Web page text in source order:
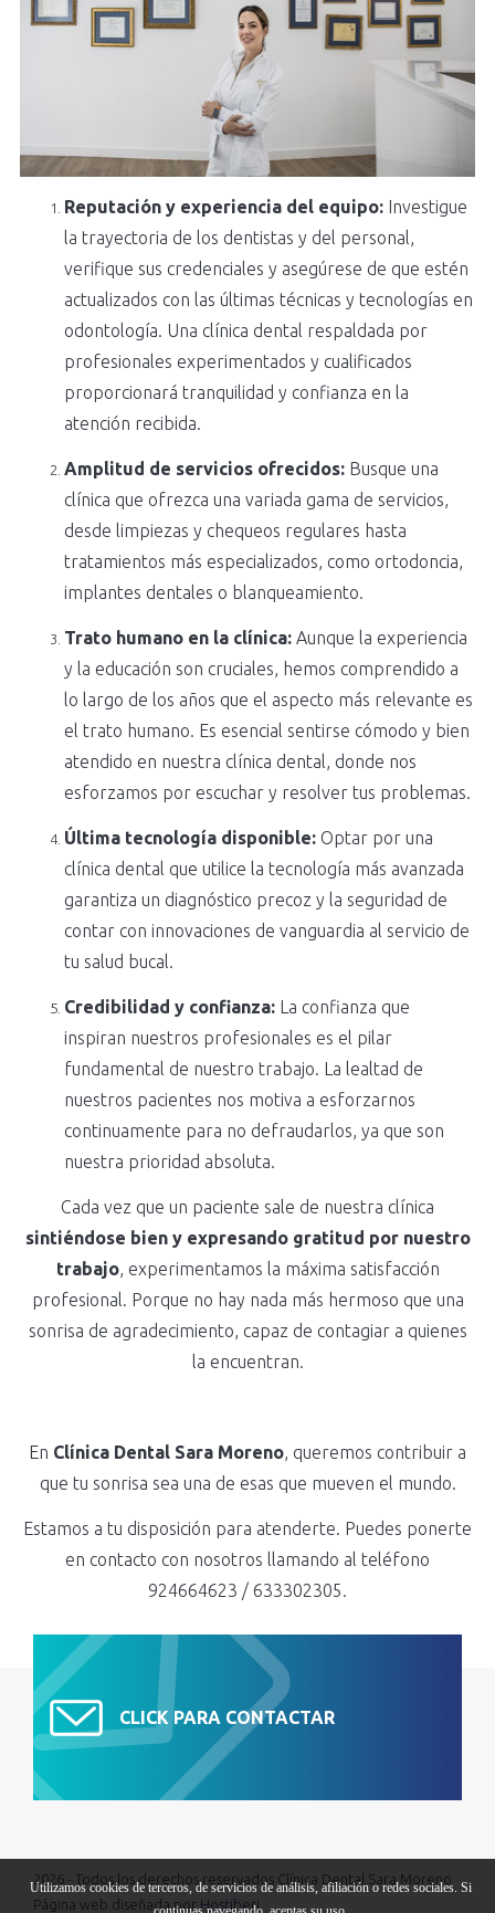
Reputación y experiencia del equipo:Investigue
la trayectoria de los dentistas y del personal,
verifique sus credenciales y asegúrese de que estén
actualizados con las últimas técnicas y tecnologías en
odontología. Una clínica dental respaldada por
profesionales experimentados y cualificados
proporcionará tranquilidad y confianza en la
atención recibida.
Amplitud de servicios ofrecidos:Busque una
clínica que ofrezca una variada gama de servicios,
desde limpiezas y chequeos regulares hasta
tratamientos más especializados, como ortodoncia,
implantes dentales o blanqueamiento.
Trato humano en la clínica:Aunque la experiencia
y la educación son cruciales, hemos comprendido a
lo largo de los años que el aspecto más relevante es
el trato humano. Es esencial sentirse cómodo y bien
atendido en nuestra clínica dental, donde nos
esforzamos por escuchar y resolver tus problemas.
Última tecnología disponible:Optar por una
clínica dental que utilice la tecnología más avanzada
garantiza un diagnóstico precoz y la seguridad de
contar con innovaciones de vanguardia al servicio de
tu salud bucal.
Credibilidad y confianza:La confianza que
inspiran nuestros profesionales es el pilar
fundamental de nuestro trabajo. La lealtad de
nuestros pacientes nos motiva a esforzarnos
continuamente para no defraudarlos, ya que son
nuestra prioridad absoluta.
Cada vez que un paciente sale de nuestra clínica
sintiéndose bien y expresando gratitud por nuestro
trabajo, experimentamos la máxima satisfacción
profesional. Porque no hay nada más hermoso que una
sonrisa de agradecimiento, capaz de contagiar a quienes
la encuentran.
En Clínica Dental Sara Moreno, queremos contribuir a
que tu sonrisa sea una de esas que mueven el mundo.
Estamos a tu disposición para atenderte. Puedes ponerte
en contacto con nosotros llamando al teléfono
924664623 / 633302305.
CLICK PARA CONTACTAR
2026 - Todos los derechos reservados Clínica Dental Sara Moreno
Página web diseñada por Hostiberi
Utilizamos cookies de terceros, de servicios de análisis, afiliación o redes sociales. Si